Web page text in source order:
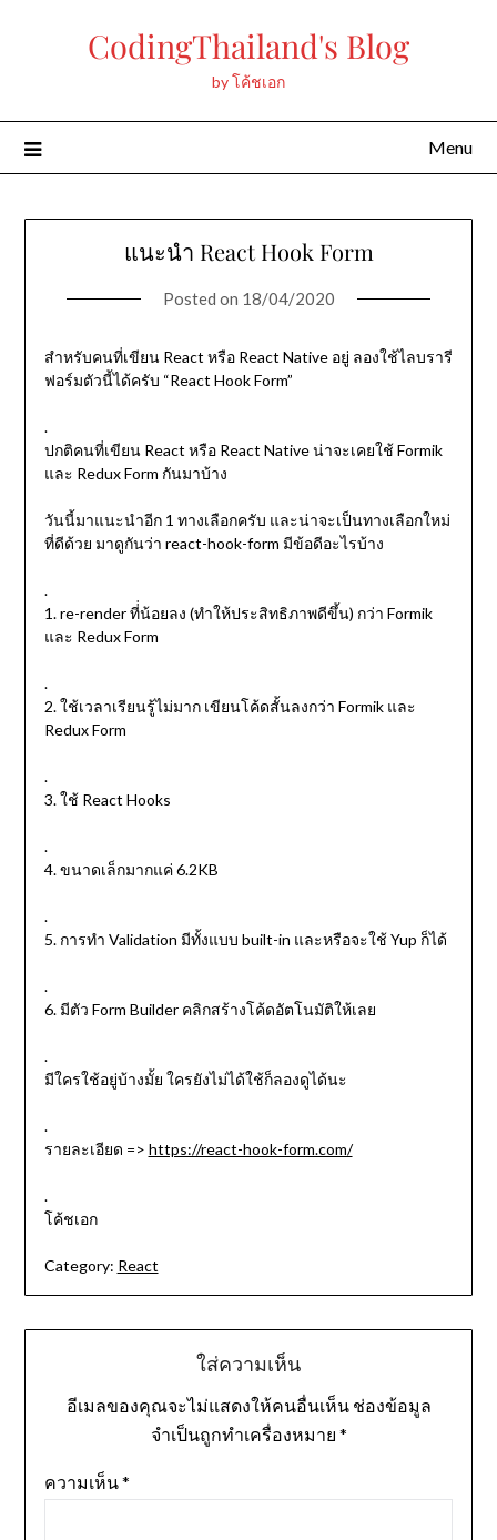
CodingThailand's Blog
by โค้ชเอก
Menu
แนะนำ React Hook Form
Posted on 18/04/2020
สำหรับคนที่เขียน React หรือ React Native อยู่ ลองใช้ไลบรารี
ฟอร์มตัวนี้ได้ครับ “React Hook Form”
.
ปกติคนที่เขียน React หรือ React Native น่าจะเคยใช้ Formik
และ Redux Form กันมาบ้าง
วันนี้มาแนะนำอีก 1 ทางเลือกครับ และน่าจะเป็นทางเลือกใหม่
ที่ดีด้วย มาดูกันว่า react-hook-form มีข้อดีอะไรบ้าง
.
1. re-render ที่่น้อยลง (ทำให้ประสิทธิภาพดีขึ้น) กว่า Formik
และ Redux Form
.
2. ใช้เวลาเรียนรู้ไม่มาก เขียนโค้ดสั้นลงกว่า Formik และ
Redux Form
.
3. ใช้ React Hooks
.
4. ขนาดเล็กมากแค่ 6.2KB
.
5. การทำ Validation มีทั้งแบบ built-in และหรือจะใช้ Yup ก็ได้
.
6. มีตัว Form Builder คลิกสร้างโค้ดอัตโนมัติให้เลย
.
มีใครใช้อยู่บ้างมั้ย ใครยังไม่ได้ใช้ก็ลองดูได้นะ
.
รายละเอียด => https://react-hook-form.com/
.
โค้ชเอก
Category: React
ใส่ความเห็น
อีเมลของคุณจะไม่แสดงให้คนอื่นเห็น ช่องข้อมูล
จำเป็นถูกทำเครื่องหมาย *
ความเห็น*